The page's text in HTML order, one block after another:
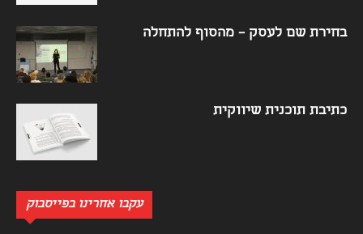
בחירת שם לעסק – מהסוף להתחלה
כתיבת תוכנית שיווקית
עקבו אחרינו בפייסבוק